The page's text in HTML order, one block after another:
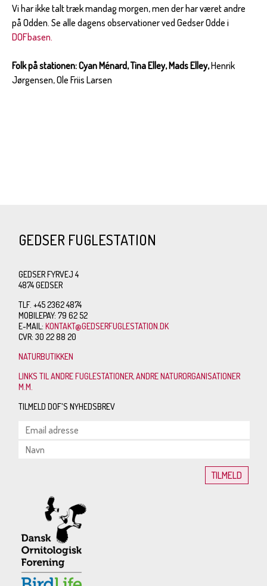
Vi har ikke talt træk mandag morgen, men der har været andre
på Odden. Se alle dagens observationer ved Gedser Odde i
DOFbasen.
Folk på stationen:Cyan Ménard, Tina Elley, Mads Elley,Henrik
Jørgensen, Ole Friis Larsen
GEDSER FUGLESTATION
GEDSER FYRVEJ 4
4874 GEDSER
TLF. +45 2362 4874
MOBILEPAY: 79 62 52
E-MAIL:KONTAKT@GEDSERFUGLESTATION.DK
CVR: 30 22 88 20
NATURBUTIKKEN
LINKS TIL ANDRE FUGLESTATIONER, ANDRE NATURORGANISATIONER
M.M.
TILMELD DOF'S NYHEDSBREV